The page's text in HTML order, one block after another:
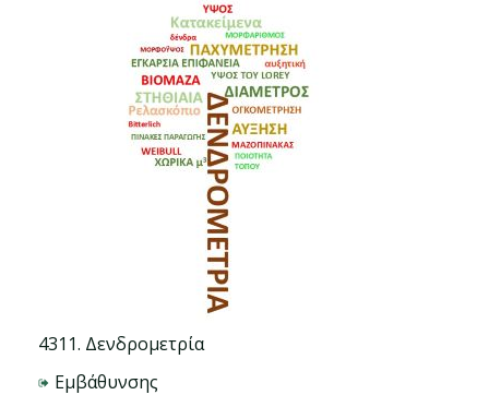
4311. Δενδρομετρία
Εμβάθυνσης